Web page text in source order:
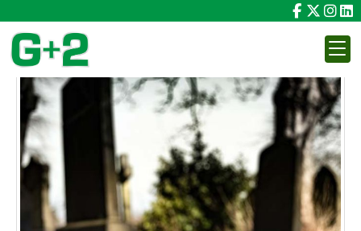
SECTOR FUNERARIO